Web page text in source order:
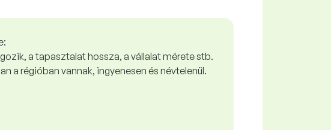
a tapasztalat hossza, a vállalat mérete stb.
a régióban vannak, ingyenesen és névtelenül.